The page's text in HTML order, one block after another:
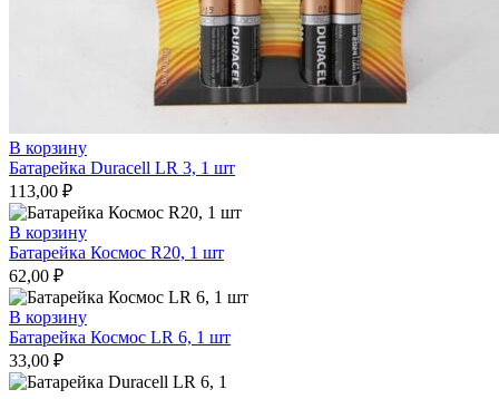
В корзину
Батарейка Duracell LR 3, 1 шт
113,00 ₽
В корзину
Батарейка Космос R20, 1 шт
62,00 ₽
В корзину
Батарейка Космос LR 6, 1 шт
33,00 ₽